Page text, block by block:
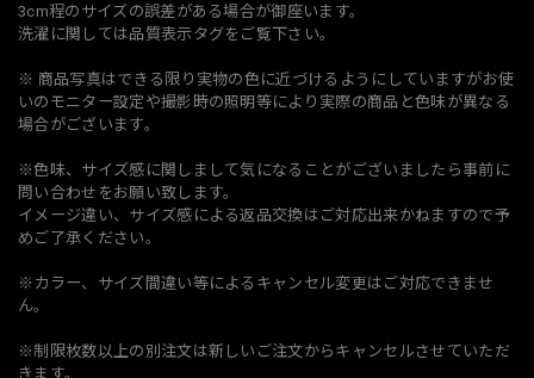
3cm程のサイズの誤差がある場合が御座います。
洗濯に関しては品質表示タグをご覧下さい。
※ 商品写真はできる限り実物の色に近づけるようにしていますがお使
いのモニター設定や撮影時の照明等により実際の商品と色味が異なる
場合がございます。
※色味、サイズ感に関しまして気になることがございましたら事前に
問い合わせをお願い致します。
イメージ違い、サイズ感による返品交換はご対応出来かねますので予
めご了承ください。
※カラー、サイズ間違い等によるキャンセル変更はご対応できませ
ん。
※制限枚数以上の別注文は新しいご注文からキャンセルさせていただ
きます。